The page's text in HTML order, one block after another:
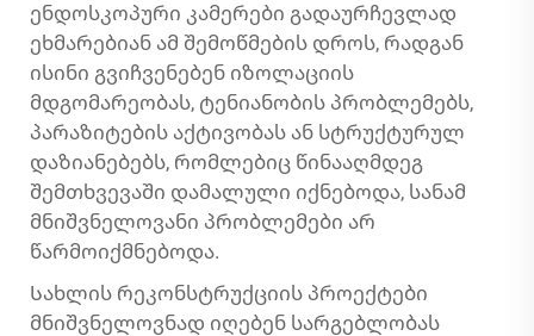
ენდოსკოპური კამერები გადაურჩევლად
ეხმარებიან ამ შემოწმების დროს, რადგან
ისინი გვიჩვენებენ იზოლაციის
მდგომარეობას, ტენიანობის პრობლემებს,
პარაზიტების აქტივობას ან სტრუქტურულ
დაზიანებებს, რომლებიც წინააღმდეგ
შემთხვევაში დამალული იქნებოდა, სანამ
მნიშვნელოვანი პრობლემები არ
წარმოიქმნებოდა.
Სახლის რეკონსტრუქციის პროექტები
მნიშვნელოვნად იღებენ სარგებლობას